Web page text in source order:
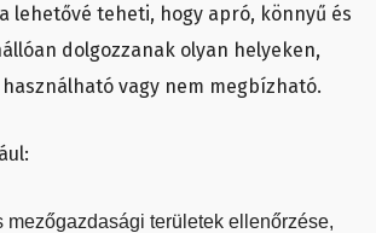
lehetővé teheti, hogy apró, könnyű és
dolgozzanak olyan helyeken,
használható vagy nem megbízható.
mezőgazdasági területek ellenőrzése,